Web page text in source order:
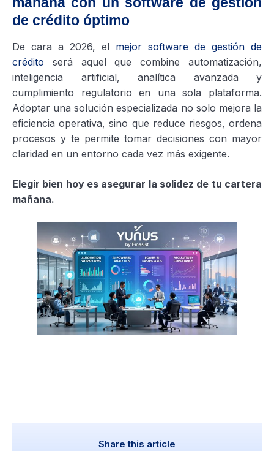
de crédito óptimo
De cara a 2026, el mejor software de gestión de
crédito será aquel que combine automatización,
inteligencia artificial, analítica avanzada y
cumplimiento regulatorio en una sola plataforma.
Adoptar una solución especializada no solo mejora la
eficiencia operativa, sino que reduce riesgos, ordena
procesos y te permite tomar decisiones con mayor
claridad en un entorno cada vez más exigente.
Elegir bien hoy es asegurar la solidez de tu cartera
mañana.
Share this article